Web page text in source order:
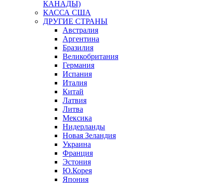
КАНАДЫ)
КАССА США
ДРУГИЕ СТРАНЫ
Австралия
Аргентина
Бразилия
Великобритания
Германия
Испания
Италия
Китай
Латвия
Литва
Мексика
Нидерланды
Новая Зеландия
Украина
Франция
Эстония
Ю.Корея
Япония